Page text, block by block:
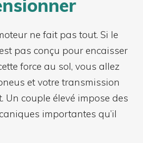
ne fait pas tout. Si le
pas conçu pour encaisser
force au sol, vous allez
et votre transmission
Un couple élevé impose des
importantes qu’il